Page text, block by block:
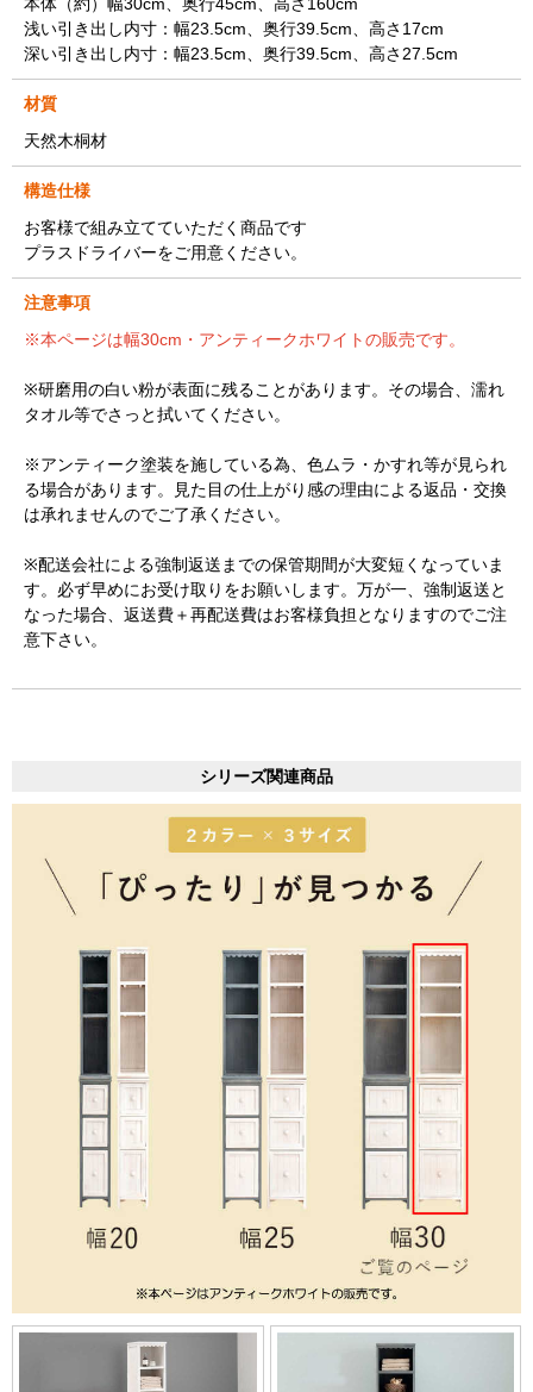
浅い引き出し内寸：幅23.5cm、奥行39.5cm、高さ17cm
深い引き出し内寸：幅23.5cm、奥行39.5cm、高さ27.5cm
材質
天然木桐材
構造仕様
お客様で組み立てていただく商品です
プラスドライバーをご用意ください。
注意事項
※本ページは幅30cm・アンティークホワイトの販売です。
※研磨用の白い粉が表面に残ることがあります。その場合、濡れ
タオル等でさっと拭いてください。
※アンティーク塗装を施している為、色ムラ・かすれ等が見られ
る場合があります。見た目の仕上がり感の理由による返品・交換
は承れませんのでご了承ください。
※配送会社による強制返送までの保管期間が大変短くなっていま
す。必ず早めにお受け取りをお願いします。万が一、強制返送と
なった場合、返送費＋再配送費はお客様負担となりますのでご注
意下さい。
シリーズ関連商品